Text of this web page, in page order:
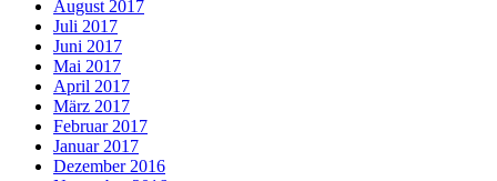
August 2017
Juli 2017
Juni 2017
Mai 2017
April 2017
März 2017
Februar 2017
Januar 2017
Dezember 2016